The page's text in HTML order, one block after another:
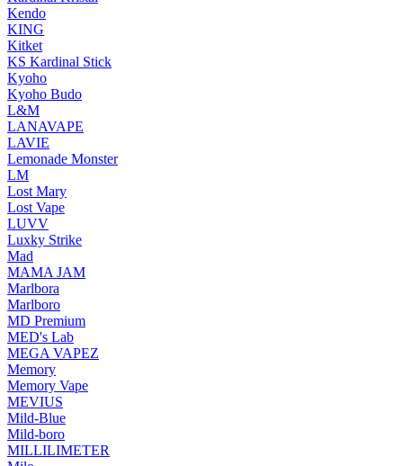
Kendo
KING
Kitket
KS Kardinal Stick
Kyoho
Kyoho Budo
L&M
LANAVAPE
LAVIE
Lemonade Monster
LM
Lost Mary
Lost Vape
LUVV
Luxky Strike
Mad
MAMA JAM
Marlbora
Marlboro
MD Premium
MED's Lab
MEGA VAPEZ
Memory
Memory Vape
MEVIUS
Mild-Blue
Mild-boro
MILLILIMETER